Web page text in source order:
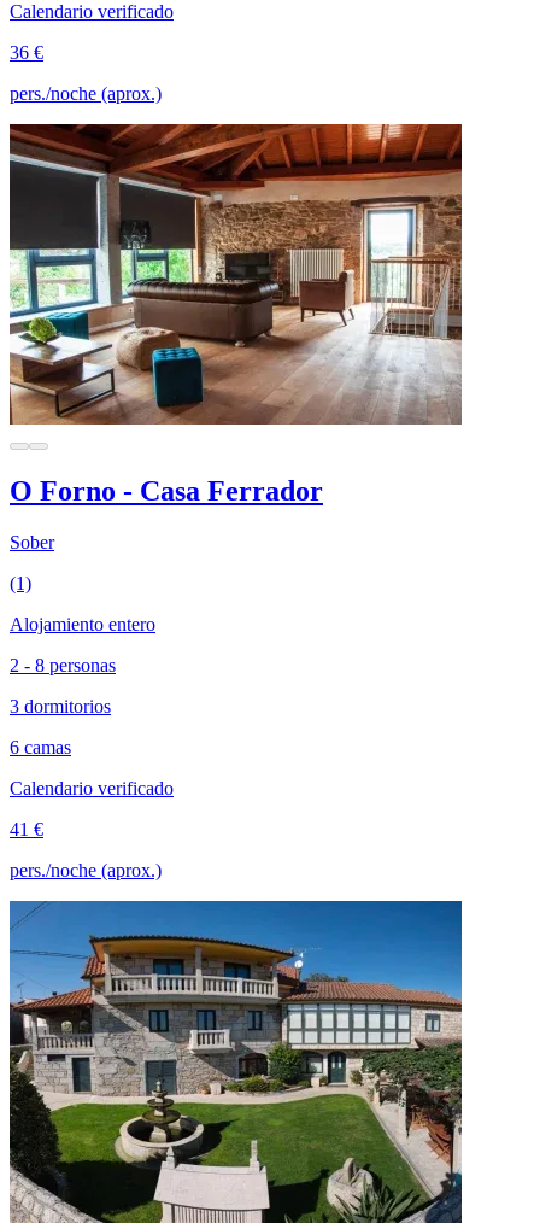
Calendario verificado
36 €
pers./noche (aprox.)
O Forno - Casa Ferrador
Sober
(1)
Alojamiento entero
2 - 8 personas
3 dormitorios
6 camas
Calendario verificado
41 €
pers./noche (aprox.)